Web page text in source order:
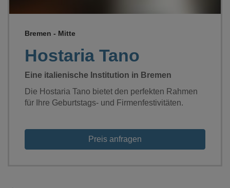
Hostaria Tano
Bremen - Mitte
Eine italienische Institution in Bremen
Die Hostaria Tano bietet den perfekten Rahmen
für Ihre Geburtstags- und Firmenfestivitäten.
Preis anfragen